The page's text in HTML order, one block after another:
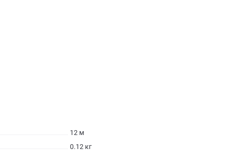
12 м
0.12 кг